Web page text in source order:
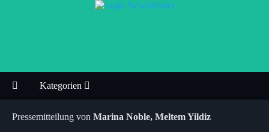
Kategorien
Pressemitteilung von Marina Noble, Meltem Yildiz